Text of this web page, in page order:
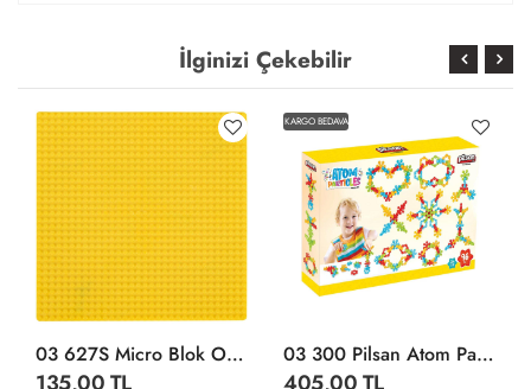
İlginizi Çekebilir
03 627S Micro Blok Oyun Tablası Sarı -Pilsan Oyuncak
KARGO BEDAVA
03 300 Pilsan Atom Parçaları 96 Parça